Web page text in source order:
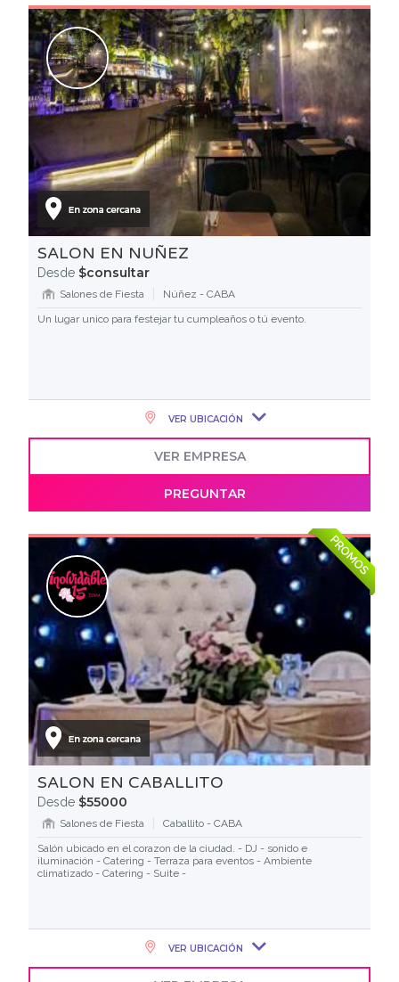
SALON EN NUÑEZ
Desde $consultar
Salones de Fiesta
Núñez - CABA
Un lugar unico para festejar tu cumpleaños o tú evento.
VER UBICACIÓN
VER EMPRESA
PREGUNTAR
SALON EN CABALLITO
Desde $55000
Salones de Fiesta
Caballito - CABA
Salón ubicado en el corazon de la ciudad. - DJ - sonido e
iluminación - Catering - Terraza para eventos - Ambiente
climatizado - Catering - Suite -
PROMOS
VER UBICACIÓN